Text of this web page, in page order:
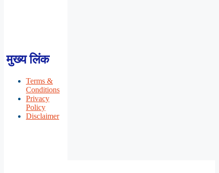
मुख्य लिंक
Terms &
Conditions
Privacy
Policy
Disclaimer